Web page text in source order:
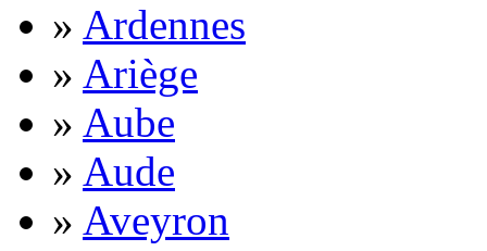
» Ardennes
» Ariège
» Aube
» Aude
» Aveyron